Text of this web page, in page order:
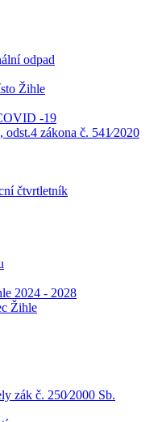
odpad
Žihle
-19
zákona č. 541⁄2020
čtvrtletník
2024 - 2028
Žihle
zák č. 250⁄2000 Sb.